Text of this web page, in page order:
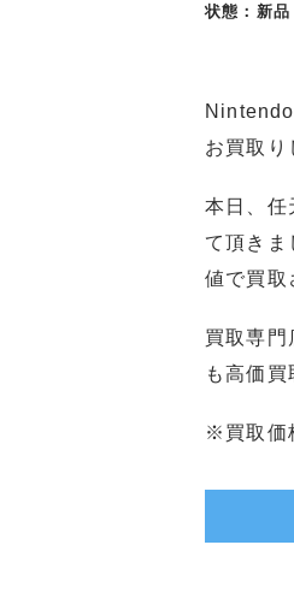
状態：新品
お買取り
本日、
て頂きま
値で買取
買取専門
も高価買
※買取価